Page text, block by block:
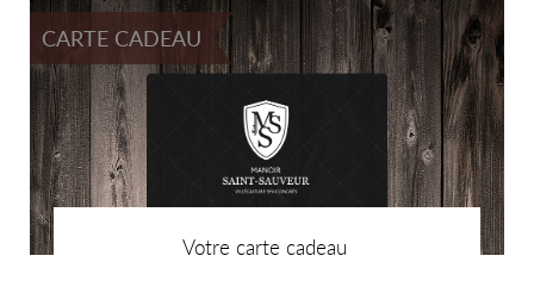
CARTE CADEAU
Votre carte cadeau